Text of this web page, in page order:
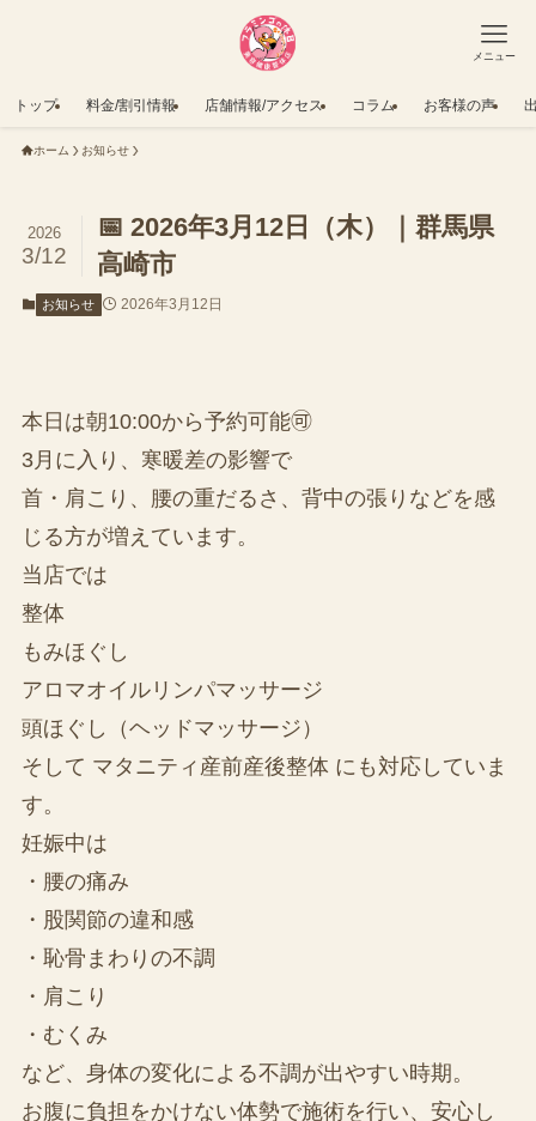
メニュー
トップ 料金/割引情報 店舗情報/アクセス コラム お客様の声
ホーム お知らせ
📅 2026年3月12日（木）｜群馬県
高崎市
2026
3/12
お知らせ 2026年3月12日
本日は朝10:00から予約可能🉑
3月に入り、寒暖差の影響で
首・肩こり、腰の重だるさ、背中の張りなどを感
じる方が増えています。
当店では
整体
もみほぐし
アロマオイルリンパマッサージ
頭ほぐし（ヘッドマッサージ）
そして マタニティ産前産後整体 にも対応していま
す。
妊娠中は
・腰の痛み
・股関節の違和感
・恥骨まわりの不調
・肩こり
・むくみ
など、身体の変化による不調が出やすい時期。
お腹に負担をかけない体勢で施術を行い、安心し